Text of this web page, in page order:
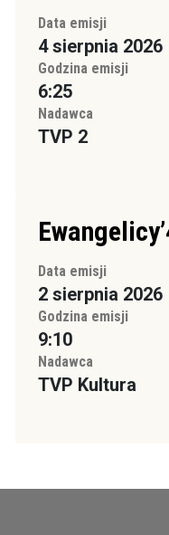
Data emisji
4 sierpnia 2026
Godzina emisji
6:25
Nadawca
TVP 2
Data emisji
2 sierpnia 2026
Godzina emisji
9:10
Nadawca
TVP Kultura